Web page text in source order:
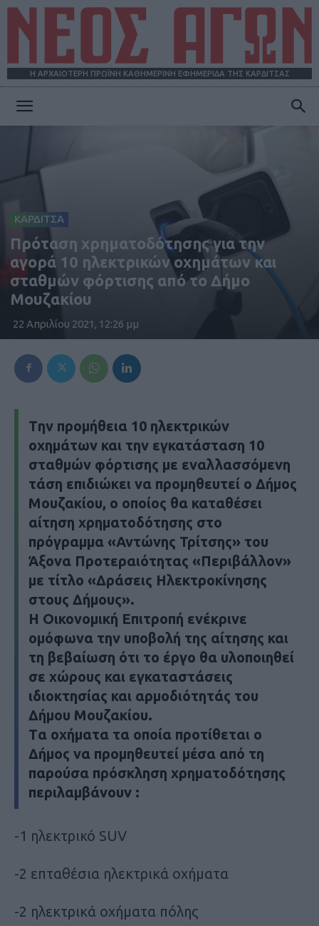
Η ΑΡΧΑΙΟΤΕΡΗ ΠΡΩΪΝΗ ΚΑΘΗΜΕΡΙΝΗ ΕΦΗΜΕΡΙΔΑ ΤΗΣ ΚΑΡΔΙΤΣΑΣ
ΚΑΡΔΙΤΣΑ
Πρόταση χρηματοδότησης για την
αγορά 10 ηλεκτρικών οχημάτων και
σταθμών φόρτισης από το Δήμο
Μουζακίου
22 Απριλίου 2021, 12:26 μμ
Tην προμήθεια 10 ηλεκτρικών
οχημάτων και την εγκατάσταση 10
σταθμών φόρτισης με εναλλασσόμενη
τάση επιδιώκει να προμηθευτεί ο Δήμος
Μουζακίου, ο οποίος θα καταθέσει
αίτηση χρηματοδότησης στο
πρόγραμμα «Αντώνης Τρίτσης» του
Άξονα Προτεραιότητας «Περιβάλλον»
με τίτλο «Δράσεις Ηλεκτροκίνησης
στους Δήμους».
Η Οικονομική Επιτροπή ενέκρινε
ομόφωνα την υποβολή της αίτησης και
τη βεβαίωση ότι το έργο θα υλοποιηθεί
σε χώρους και εγκαταστάσεις
ιδιοκτησίας και αρμοδιότητάς του
Δήμου Μουζακίου.
Tα οχήματα τα οποία προτίθεται ο
Δήμος να προμηθευτεί μέσα από τη
παρούσα πρόσκληση χρηματοδότησης
περιλαμβάνουν :
-1 ηλεκτρικό SUV
-2 επταθέσια ηλεκτρικά οχήματα
-2 ηλεκτρικά οχήματα πόλης